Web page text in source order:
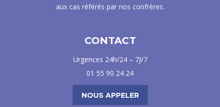
aux cas référés par nos confrères.
CONTACT
Urgences 24h/24 – 7J/7
01 55 90 24 24
NOUS APPELER